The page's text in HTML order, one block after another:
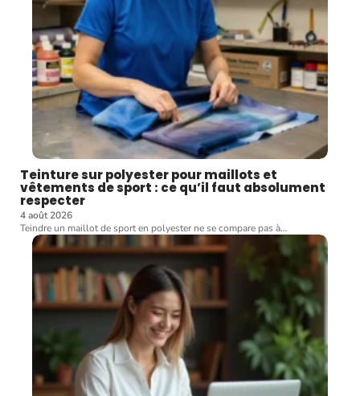
Teinture sur polyester pour maillots et
vêtements de sport : ce qu’il faut absolument
respecter
4 août 2026
Teindre un maillot de sport en polyester ne se compare pas à…